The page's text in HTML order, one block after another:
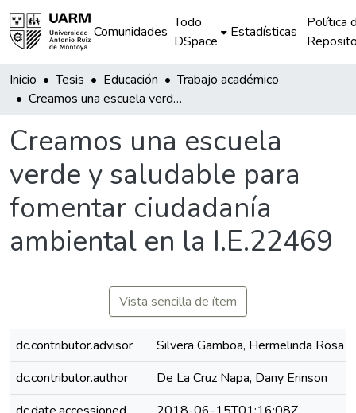
Comunidades
Todo
DSpace
Estadísticas
Política
Inicio Tesis Educación
Trabajo académico
Creamos una escuela verde y saludable para fomentar ciudadanía ambiental en la I.E.22469
Creamos una escuela
verde y saludable para
fomentar ciudadanía
ambiental en la I.E.22469
Vista sencilla de ítem
dc.contributor.advisor
Silvera Gamboa, Hermelinda Rosa
dc.contributor.author
De La Cruz Napa, Dany Erinson